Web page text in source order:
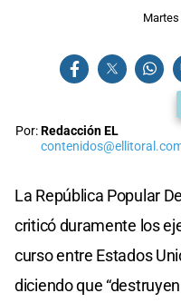
Por:Redacción EL
La República Popular
criticó duramente los
curso entre Estados
diciendo que